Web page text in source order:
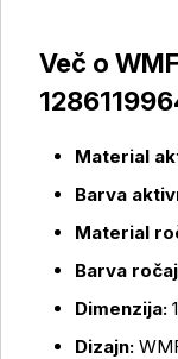
Več o
Material
Barva
Material
Barva
Dimenzija:
Dizajn: